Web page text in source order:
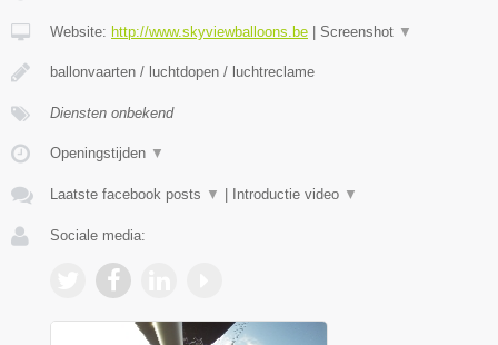
Website: http://www.skyviewballoons.be | Screenshot ▼
ballonvaarten / luchtdopen / luchtreclame
Diensten onbekend
Openingstijden ▼
Laatste facebook posts ▼ | Introductie video ▼
Sociale media: